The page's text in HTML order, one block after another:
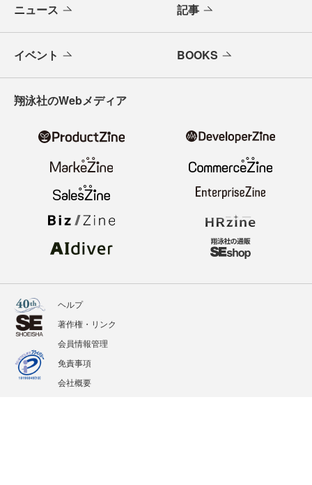
ニュース 記事
イベント BOOKS
翔泳社のWebメディア
ヘルプ
著作権・リンク
会員情報管理
免責事項
会社概要